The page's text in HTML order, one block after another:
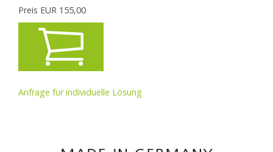
Preis EUR 155,00
Anfrage für individuelle Lösung